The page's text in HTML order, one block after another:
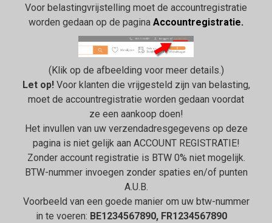
Voor belastingvrijstelling moet de accountregistratie
worden gedaan op de pagina Accountregistratie.
(Klik op de afbeelding voor meer details.)
Let op!Voor klanten die vrijgesteld zijn van belasting,
moet de accountregistratie worden gedaan voordat
ze een aankoop doen!
Het invullen van uw verzendadresgegevens op deze
pagina is niet gelijk aan ACCOUNT REGISTRATIE!
Zonder account registratie is BTW 0% niet mogelijk.
BTW-nummer invoegen zonder spaties en/of punten
A.U.B.
Voorbeeld van een goede manier om uw btw-nummer
in te voeren: BE1234567890, FR1234567890